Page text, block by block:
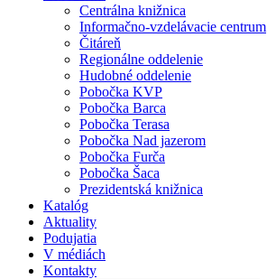
Centrálna knižnica
Informačno-vzdelávacie centrum
Čitáreň
Regionálne oddelenie
Hudobné oddelenie
Pobočka KVP
Pobočka Barca
Pobočka Terasa
Pobočka Nad jazerom
Pobočka Furča
Pobočka Šaca
Prezidentská knižnica
Katalóg
Aktuality
Podujatia
V médiách
Kontakty